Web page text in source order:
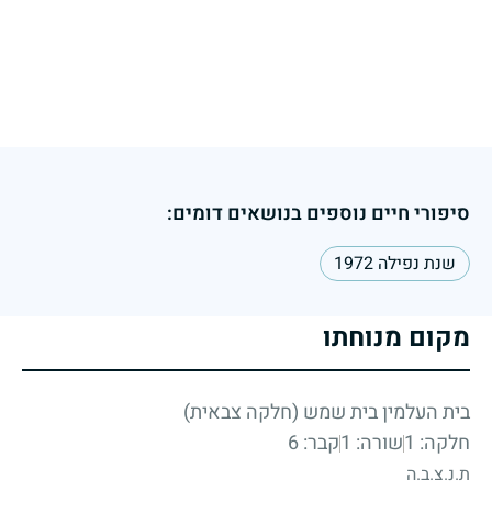
סיפורי חיים נוספים בנושאים דומים:
שנת נפילה 1972
מקום מנוחתו
בית העלמין בית שמש (חלקה צבאית)
חלקה: 1
שורה: 1 קבר: 6
ת.נ.צ.ב.ה